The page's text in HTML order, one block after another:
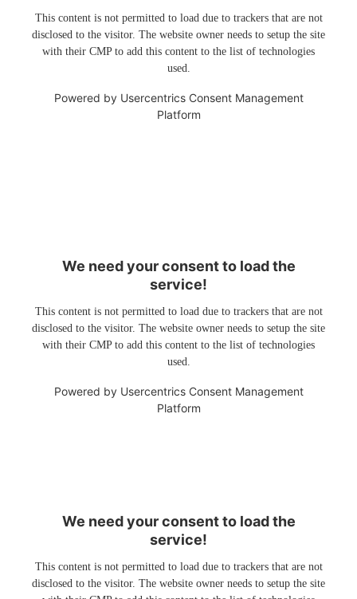
This content is not permitted to load due to trackers that are not
disclosed to the visitor. The website owner needs to setup the site
with their CMP to add this content to the list of technologies
used.
Powered by Usercentrics Consent Management
Platform
We need your consent to load the
service!
This content is not permitted to load due to trackers that are not
disclosed to the visitor. The website owner needs to setup the site
with their CMP to add this content to the list of technologies
used.
Powered by Usercentrics Consent Management
Platform
We need your consent to load the
service!
This content is not permitted to load due to trackers that are not
disclosed to the visitor. The website owner needs to setup the site